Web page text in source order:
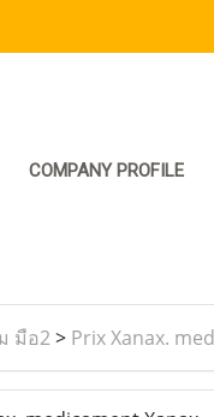
COMPANY PROFILE
มือ2> Prix Xanax.